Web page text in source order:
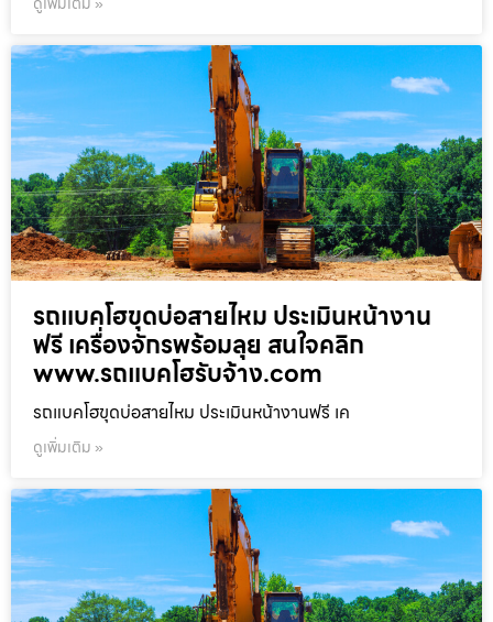
รถแบคโฮขุดบ่อสายไหม ประเมินหน้างาน
ฟรี เครื่องจักรพร้อมลุย สนใจคลิก
www.รถแบคโฮรับจ้าง.com
รถแบคโฮขุดบ่อสายไหม ประเมินหน้างานฟรี เค
ดูเพิ่มเติม »